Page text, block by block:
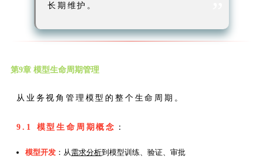
长期维护。
第9章 模型生命周期管理
从业务视角管理模型的整个生命周期。
9.1 模型生命周期概念 ：
模型开发 ：从需求分析到模型训练、验证、审批